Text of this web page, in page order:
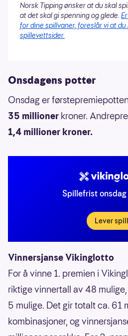
Norsk Tipping ønsker at du skal
at det skal gi spenning og glede.
for dine spillvaner, foreslår vi at
spillevettsider.
Onsdagens potter
Onsdag er
35 millioner kroner.
1,4 millioner kroner.
Spillefrist
Lever spill
Vinnersjanse Vikinglotto
For å vinne 1. premien i
riktige vinnertall av 48
5 mulige. Det gir totalt ca. 61
kombinasjoner, og